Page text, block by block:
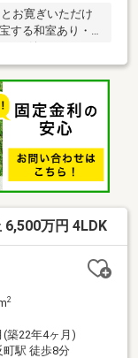
お寛ぎいただけ
する和室あり・主
き抜けの開放
ス～複数沿線利
「三ツ沢下町」
！「スーモを見
内できます！資
通話無料)までお
万円 4LDK
2
(築22年4ヶ月)
駅 徒歩8分